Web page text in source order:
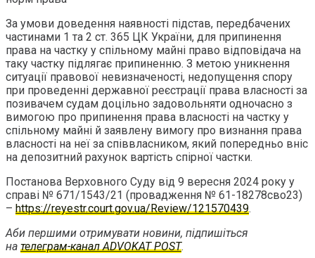
За умови доведення наявності підстав, передбачених
частинами 1 та 2 ст. 365 ЦК України, для припинення
права на частку у спільному майні право відповідача на
таку частку підлягає припиненню. З метою уникнення
ситуації правової невизначеності, недопущення спору
при проведенні державної реєстрації права власності за
позивачем судам доцільно задовольняти одночасно з
вимогою про припинення права власності на частку у
спільному майні й заявлену вимогу про визнання права
власності на неї за співвласником, який попередньо вніс
на депозитний рахунок вартість спірної частки.
Постанова Верховного Суду від 9 вересня 2024 року у
справі № 671/1543/21 (провадження № 61-18278сво23)
– https://reyestr.court.gov.ua/Review/121570439.
Аби першими отримувати новини, підпишіться
на телеграм-канал ADVOKAT POST.